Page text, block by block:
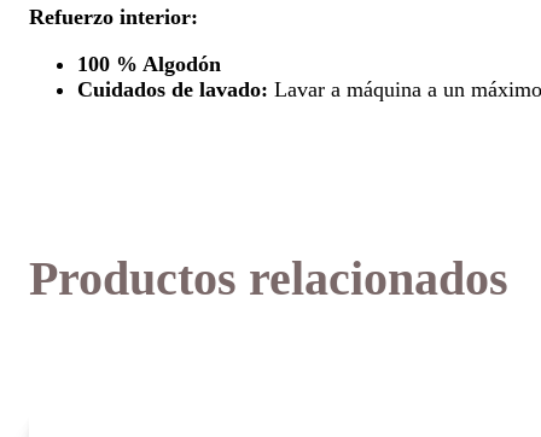
Refuerzo interior:
100 % Algodón
Cuidados de lavado: Lavar a máquina a un
Productos relacionados